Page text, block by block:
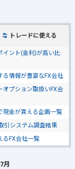
トレードに使える
イント(金利)が高い比
る情報が豊富なFX会社
オプション取扱いFX会
現金が貰える企画一覧
引システム調査結果
るFX会社一覧
月